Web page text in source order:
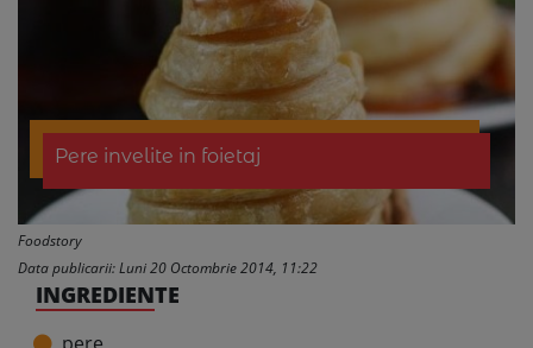
Pere invelite in foietaj
Foodstory
Data publicarii: Luni 20 Octombrie 2014, 11:22
INGREDIENTE